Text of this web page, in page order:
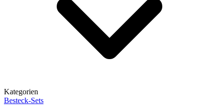
Kategorien
Besteck-Sets